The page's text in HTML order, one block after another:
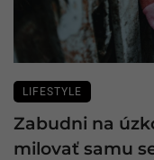
LIFESTYLE
Zabudni na
milovať samu